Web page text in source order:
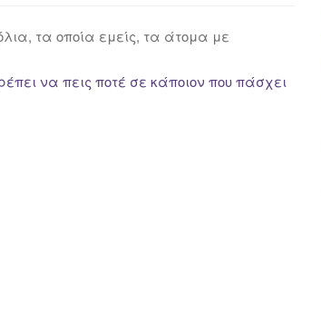
τα οποία εμείς, τα άτομα με
να πεις ποτέ σε κάποιον που πάσχει